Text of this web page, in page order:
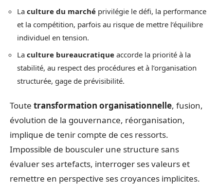
La culture du marché privilégie le défi, la performance
et la compétition, parfois au risque de mettre l’équilibre
individuel en tension.
La culture bureaucratique accorde la priorité à la
stabilité, au respect des procédures et à l’organisation
structurée, gage de prévisibilité.
Toute transformation organisationnelle, fusion,
évolution de la gouvernance, réorganisation,
implique de tenir compte de ces ressorts.
Impossible de bousculer une structure sans
évaluer ses artefacts, interroger ses valeurs et
remettre en perspective ses croyances implicites.